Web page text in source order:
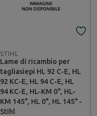
STIHL
Lame di ricambio per
tagliasiepi HL 92 C-E, HL
92 KC-E, HL 94 C-E, HL
94 KC-E, HL-KM 0°, HL-
KM 145°, HL 0°, HL 145° -
Stihl